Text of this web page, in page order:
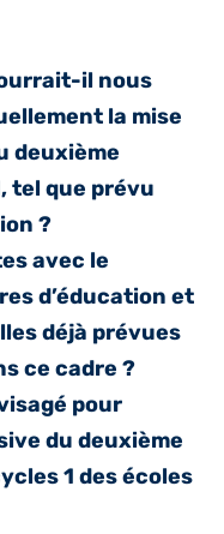
il nous
la mise
deuxième
tel que prévu
?
avec le
d’éducation et
déjà prévues
ce cadre ?
pour
du deuxième
1 des écoles